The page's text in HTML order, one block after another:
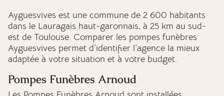
Ayguesvives est une commune de 2 600 habitants
dans le Lauragais haut-garonnais, à 25 km au sud-
est de Toulouse. Comparer les pompes funèbres
Ayguesvives permet d’identifier l’agence la mieux
adaptée à votre situation et à votre budget.
Pompes Funèbres Arnoud